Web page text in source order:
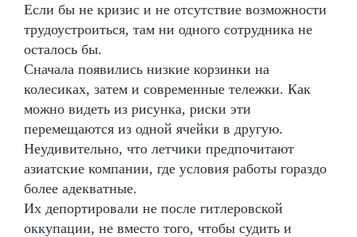
Если бы не кризис и не отсутствие возможности
трудоустроиться, там ни одного сотрудника не
осталось бы.
Сначала появились низкие корзинки на
колесиках, затем и современные тележки. Как
можно видеть из рисунка, риски эти
перемещаются из одной ячейки в другую.
Неудивительно, что летчики предпочитают
азиатские компании, где условия работы гораздо
более адекватные.
Их депортировали не после гитлеровской
оккупации, не вместо того, чтобы судить и